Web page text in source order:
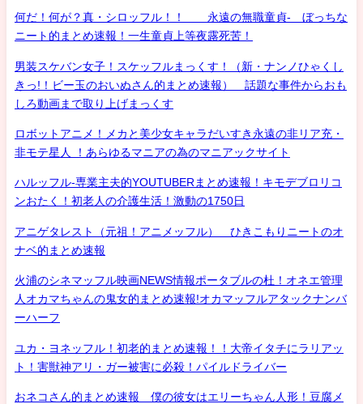
何だ！何が？真・シロッフル！！ 永遠の無職童貞- ぼっちな
ニート的まとめ速報！一生童貞上等夜露死苦！
男装スケバン女子！スケッフルまっくす！（新・ナンノひゃくし
きっ!！ビー玉のおいぬさん的まとめ速報） 話題な事件からおも
しろ動画まで取り上げまっくす
ロボットアニメ！メカと美少女キャラだいすき永遠の非リア充・
非モテ星人 ！あらゆるマニアの為のマニアックサイト
ハルッフル-専業主夫的YOUTUBERまとめ速報！キモデブロリコ
ンおたく！初老人の介護生活！激動の1750日
アニゲタレスト（元祖！アニメッフル） ひきこもりニートのオ
ナベ的まとめ速報
火浦のシネマッフル映画NEWS情報ポータブルの杜！オネエ管理
人オカマちゃんの鬼女的まとめ速報!オカマッフルアタックナンバ
ーハーフ
ユカ・ヨネッフル！初老的まとめ速報！！大帝イタチにラリアッ
ト！害獣神アリ・ガー被害に必殺！パイルドライバー
おネコさん的まとめ速報 僕の彼女はエリーちゃん人形！豆腐メ